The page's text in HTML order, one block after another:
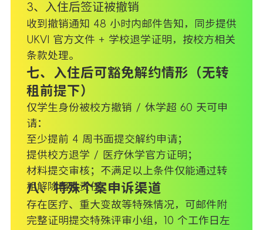
3、入住后签证被撤销
收到撤销通知 48 小时内邮件告知，同步提供
UKVI 官方文件 + 学校退学证明，按校方相关
条款处理。
七、入住后可豁免解约情形（无转
租前提下）
仅学生身份被校方撤销 / 休学超 60 天可申
请：
至少提前 4 周书面提交解约申请；
提供校方退学 / 医疗休学官方证明；
材料提交审核；不满足以上条件仅能通过转
租解除租金责任。
八、特殊个案申诉渠道
存在医疗、重大变故等特殊情况，可邮件附
完整证明提交特殊评审小组，10 个工作日左